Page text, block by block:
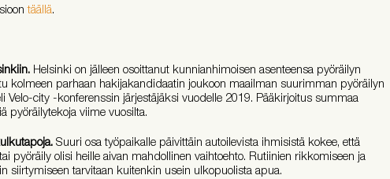
täällä.
Helsinki on jälleen osoittanut kunnianhimoisen asenteensa pyöräilyn
kolmeen parhaan hakijakandidaatin joukoon maailman suurimman pyöräilyn
Velo-city -konferenssin järjestäjäksi vuodelle 2019. Pääkirjoitus summaa
pyöräilytekoja viime vuosilta.
Suuri osa työpaikalle päivittäin autoilevista ihmisistä kokee, että
pyöräily olisi heille aivan mahdollinen vaihtoehto. Rutiinien rikkomiseen ja
siirtymiseen tarvitaan kuitenkin usein ulkopuolista apua.